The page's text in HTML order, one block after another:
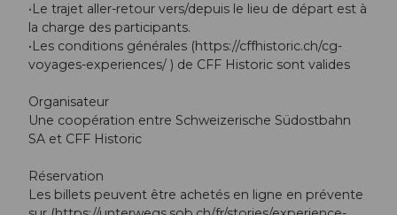
•Le trajet aller-retour vers/depuis le lieu de départ est à
la charge des participants.
•Les conditions générales (https://cffhistoric.ch/cg-
voyages-experiences/ ) de CFF Historic sont valides
Organisateur
Une coopération entre Schweizerische Südostbahn
SA et CFF Historic
Réservation
Les billets peuvent être achetés en ligne en prévente